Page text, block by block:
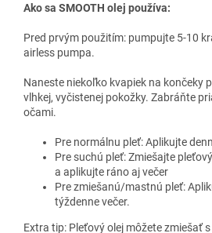
Ako sa SMOOTH olej používa:
Pred prvým použitím: pumpujte 5-10
airless pumpa.
Naneste niekoľko kvapiek na končeky
vlhkej, vyčistenej pokožky. Zabráňte
očami.
Pre normálnu pleť: Aplikujte
Pre suchú pleť: Zmiešajte
a aplikujte ráno aj večer
Pre zmiešanú/mastnú pleť:
týždenne večer.
Extra tip: Pleťový olej môžete zmiešať